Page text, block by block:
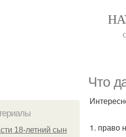
Что
18-летний сын
1. право